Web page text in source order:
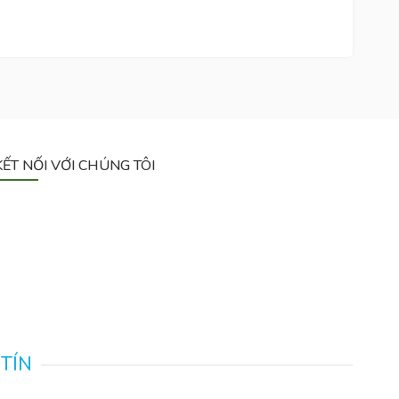
NỐI VỚI CHÚNG TÔI